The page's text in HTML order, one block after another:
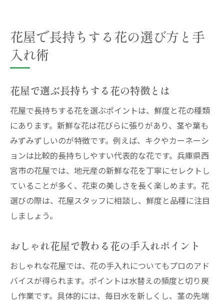
花屋で長持ちする花の選び方と手
入れ術
花屋で選ぶ長持ちする花の特徴とは
花屋で長持ちする花を選ぶポイントは、鮮度と花の種類
にあります。新鮮な花は花びらに張りがあり、茎や葉も
みずみずしいのが特徴です。例えば、キクやカーネーシ
ョンは比較的長持ちしやすい代表的な花です。兵庫県西
宮市の花屋では、地元産の新鮮な花を丁寧にセレクトし
ていることが多く、花束の美しさを長く楽しめます。花
選びの際は、花屋スタッフに相談し、鮮度と品種に注目
しましょう。
おしゃれ花屋で教わる花の手入れポイント
おしゃれな花屋では、花の手入れについてもプロのアド
バイスが得られます。ポイントは水替えの頻度と切り戻
し作業です。具体的には、毎日水を新しくし、茎の先端